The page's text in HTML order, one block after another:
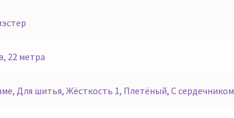
, 22 метра
, Для шитья, Жёсткость 1, Плетёный, С сердечником